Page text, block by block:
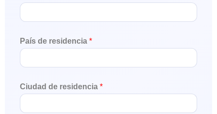
País de residencia *
Ciudad de residencia *